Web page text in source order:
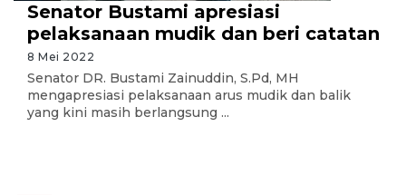
Senator Bustami apresiasi
pelaksanaan mudik dan beri catatan
8 Mei 2022
Senator DR. Bustami Zainuddin, S.Pd, MH
mengapresiasi pelaksanaan arus mudik dan balik
yang kini masih berlangsung ...